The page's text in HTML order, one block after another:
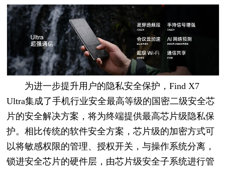
为进一步提升用户的隐私安全保护，Find X7
Ultra集成了手机行业安全最高等级的国密二级安全芯
片的安全解决方案，将为终端提供最高芯片级隐私保
护。相比传统的软件安全方案，芯片级的加密方式可
以将敏感权限的管理、授权开关，与操作系统分离，
锁进安全芯片的硬件层，由芯片级安全子系统进行管